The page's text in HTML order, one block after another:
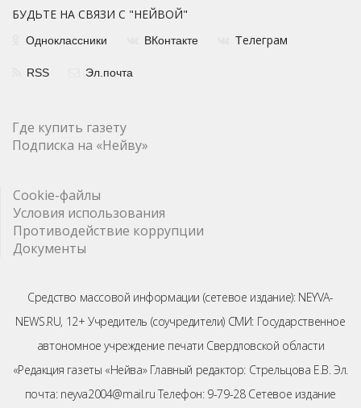
БУДЬТЕ НА СВЯЗИ С "НЕЙВОЙ"
Одноклассники ВКонтакте Телеграм
RSS Эл.почта
Где купить газету
Подписка на «Нейву»
Cookie-файлы
Условия использования
Противодействие коррупции
Документы
Средство массовой информации (сетевое издание): NEYVA-
NEWS.RU, 12+ Учредитель (соучредители) СМИ: Государственное
автономное учреждение печати Свердловской области
«Редакция газеты «Нейва» Главный редактор: Стрельцова Е.В. Эл.
почта: neyva2004@mail.ru Телефон: 9-79-28 Сетевое издание